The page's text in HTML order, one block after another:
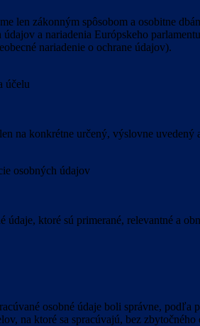
len zákonným spôsobom a osobitne
údajov a nariadenia Európskeho
nariadenie o ochrane údajov).
účelu
na konkrétne určený, výslovne
osobných údajov
údaje, ktoré sú primerané, relevantné a
osobné údaje boli správne, podľa
na ktoré sa spracúvajú, bez